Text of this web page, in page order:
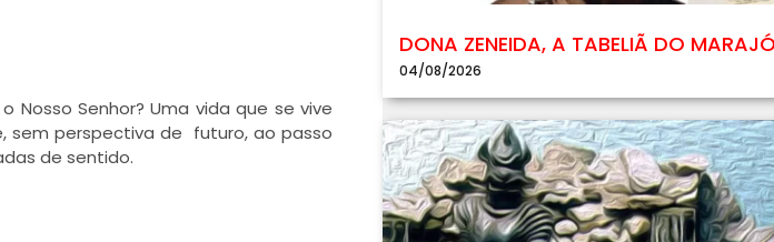
Senhor? Uma vida que se vive
sem perspectiva de futuro, ao passo
de sentido.
DONA ZENEIDA, A TABELIÃ DO
04/08/2026